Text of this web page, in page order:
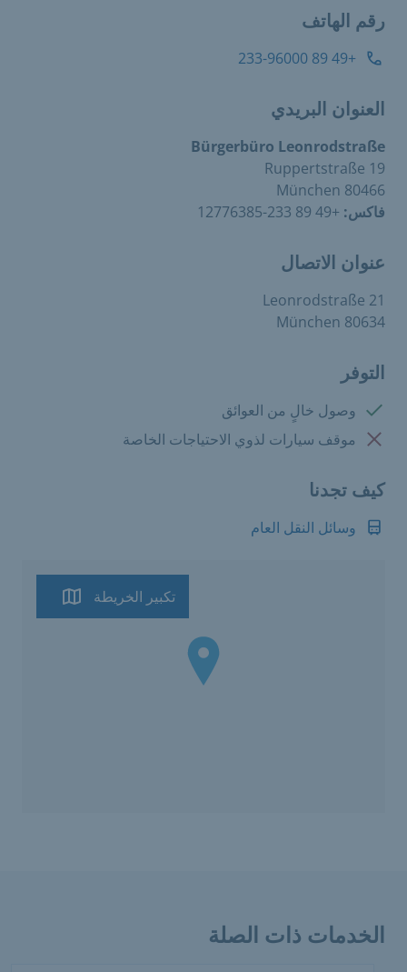
رقم الهاتف
+49 89 233-96000
العنوان البريدي
Bürgerbüro Leonrodstraße
Ruppertstraße 19
80466 München
فاكس: +49 89 233-12776385
عنوان الاتصال
Leonrodstraße 21
80634 München
التوفر
متوفرة:وصول خالٍ من العوائق
غير متوفرة:
موقف سيارات لذوي الاحتياجات الخاصة
كيف تجدنا
وسائل النقل العام
تكبير الخريطة
الخدمات ذات الصلة